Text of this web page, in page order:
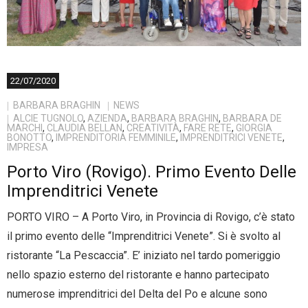
- Entra nel Circuito
Contatti
22/07/2020
BARBARA BRAGHIN
NEWS
ALCIE TUGNOLO, AZIENDA, BARBARA BRAGHIN, BARBARA DE
MARCHI , CLAUDIA BELLAN, CREATIVITÀ, FARE RETE, GIORGIA
BONOTTO, IMPRENDITORIA FEMMINILE, IMPRENDITRICI VENETE,
IMPRESA
Porto Viro (Rovigo). Primo Evento Delle
Imprenditrici Venete
PORTO VIRO – A Porto Viro, in Provincia di Rovigo, c’è stato
il primo evento delle “Imprenditrici Venete”. Si è svolto al
ristorante “La Pescaccia”. E’ iniziato nel tardo pomeriggio
nello spazio esterno del ristorante e hanno partecipato
numerose imprenditrici del Delta del Po e alcune sono